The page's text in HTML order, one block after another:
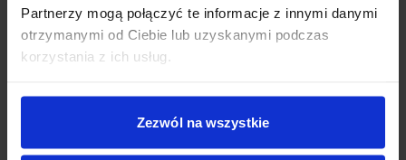
Partnerzy mogą połączyć te informacje z innymi danymi
otrzymanymi od Ciebie lub uzyskanymi podczas
korzystania z ich usług.
Zezwól na wszystkie
Znajdź salon
znajdziesz
produkty Tarasola